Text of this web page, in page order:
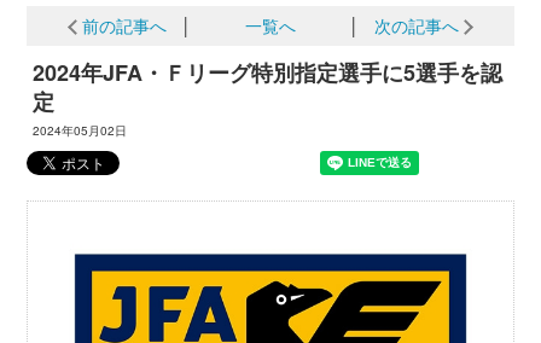
前の記事へ 一覧へ 次の記事へ
2024年JFA・Ｆリーグ特別指定選手に5選手を認
定
2024年05月02日